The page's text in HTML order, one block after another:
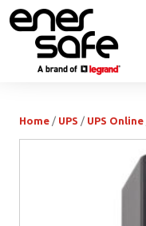
Home / UPS / UPS Online